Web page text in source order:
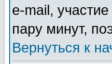
e-mail,
пару минут,
Вернуться к